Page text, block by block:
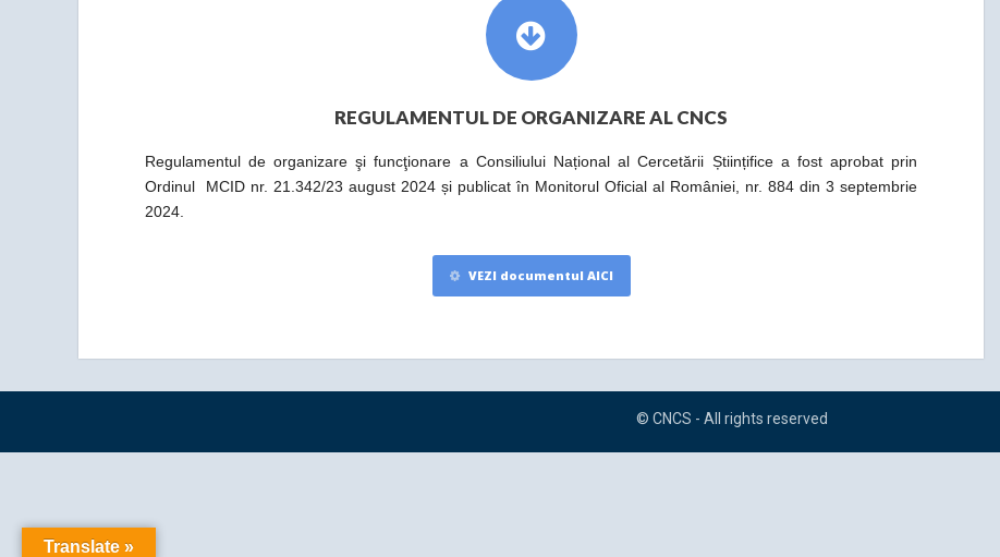
REGULAMENTUL DE ORGANIZARE AL CNCS
Regulamentul de organizare şi funcţionare a Consiliului Național al Cercetării Științifice a fost aprobat prin
Ordinul MCID nr. 21.342/23 august 2024 și publicat în Monitorul Oficial al României, nr. 884 din 3 septembrie
2024.
VEZI documentul AICI
© CNCS - All rights reserved
Translate »